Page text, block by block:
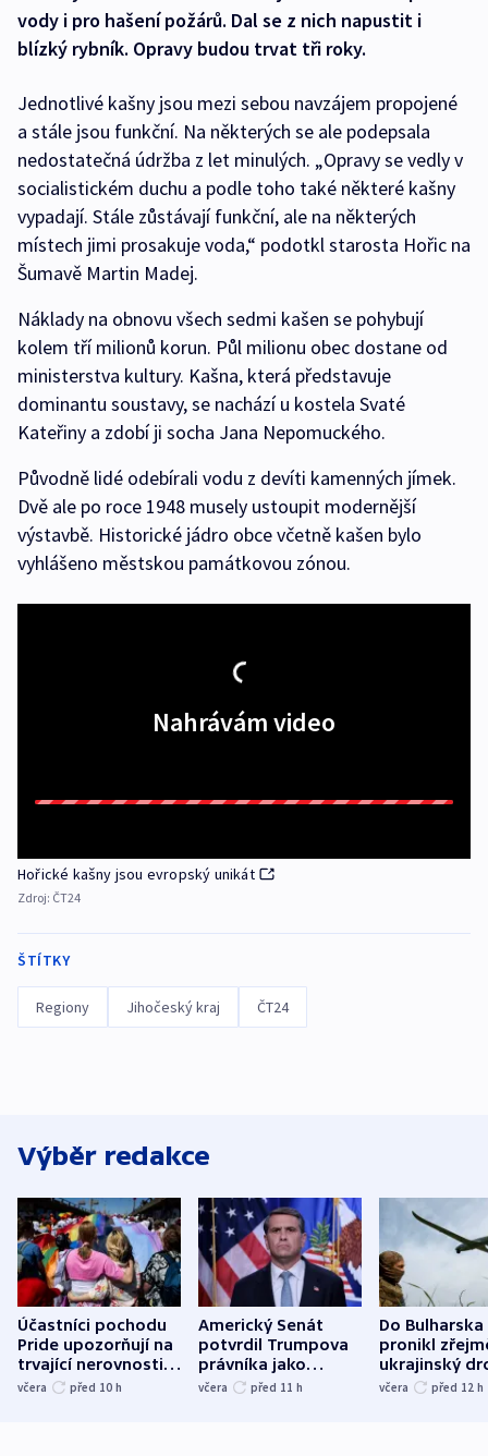
vody i pro hašení požárů. Dal se z nich napustit i
blízký rybník. Opravy budou trvat tři roky.
Jednotlivé kašny jsou mezi sebou navzájem propojené
a stále jsou funkční. Na některých se ale podepsala
nedostatečná údržba z let minulých. „Opravy se vedly v
socialistickém duchu a podle toho také některé kašny
vypadají. Stále zůstávají funkční, ale na některých
místech jimi prosakuje voda,“ podotkl starosta Hořic na
Šumavě Martin Madej.
Náklady na obnovu všech sedmi kašen se pohybují
kolem tří milionů korun. Půl milionu obec dostane od
ministerstva kultury. Kašna, která představuje
dominantu soustavy, se nachází u kostela Svaté
Kateřiny a zdobí ji socha Jana Nepomuckého.
Původně lidé odebírali vodu z devíti kamenných jímek.
Dvě ale po roce 1948 musely ustoupit modernější
výstavbě. Historické jádro obce včetně kašen bylo
vyhlášeno městskou památkovou zónou.
Nahrávám video
Hořické kašny jsou evropský unikát
Zdroj: ČT24
ŠTÍTKY
Regiony Jihočeský kraj ČT24
Výběr redakce
Účastníci pochodu
Pride upozorňují na
trvající nerovnosti i
společenskou
včera před 10 h
Americký Senát
potvrdil Trumpova
právníka jako
ministra
včera před 11 h
Do Bulharska
pronikl
ukrajinský
explodoval
včera před 12 h